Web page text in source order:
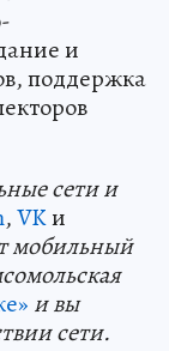
и
поддержка
сети и
,VKи
мобильный
и вы
сети.